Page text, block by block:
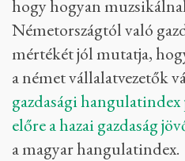
hogy hogyan
Németországtól való
mértékét jól mutatja,
a német vállalatvezetők
gazdasági
előre a hazai gazdaság
a magyar hangulatindex.